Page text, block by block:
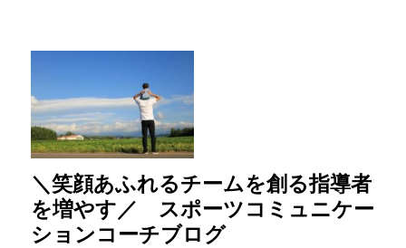
＼笑顔あふれるチームを創る指導者
を増やす／ スポーツコミュニケー
ションコーチブログ